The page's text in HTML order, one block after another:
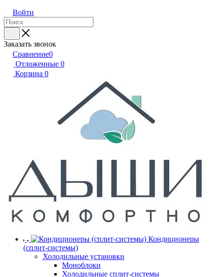
Войти
Заказать звонок
Сравнение0
Отложенные 0
Корзина 0
Кондиционеры
(сплит-системы)
Холодильные установки
Моноблоки
Холодильные сплит-системы